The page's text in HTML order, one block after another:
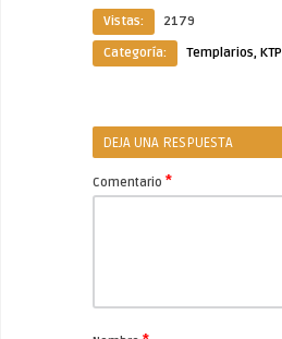
Vistas:
2179
Categoría:
Templarios, KTP
DEJA UNA RESPUESTA
Comentario *